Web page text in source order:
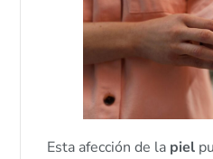
Esta afección de la piel